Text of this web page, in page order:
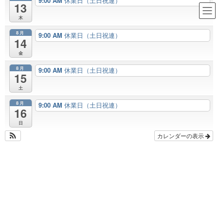
足立区 耐震 断熱 新築 まる
ごとリフォーム｜住まいの性能
を向上リノベーション｜株式会
社太田工務店｜ 近所の住まいの
専門家 ｜ こだわる住まい │ 住
13
木
8月
14
金
9:00 AM 休業日（土日祝連）
8月
15
土
9:00 AM 休業日（土日祝連）
8月
16
日
9:00 AM 休業日（土日祝連）
カレンダーの表示